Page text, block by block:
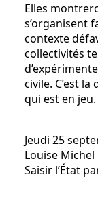
Elles
s’organisent
contexte
collectivités
civile. C’est
qui est en jeu.
Jeudi 25
Louise Michel
Saisir l’État